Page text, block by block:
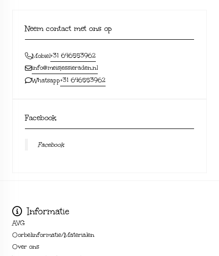
Neem contact met ons op
Mobiel+31 646553962
info@meisjessieraden.nl
Whatsapp+31 646553962
Facebook
Facebook
Informatie
AVG
Oorbelinformatie/Materialen
Over ons